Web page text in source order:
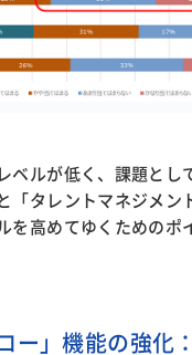
ベルが低く、課題とし
「タレントマネジメン
を高めてゆくためのポ
ー」機能の強化